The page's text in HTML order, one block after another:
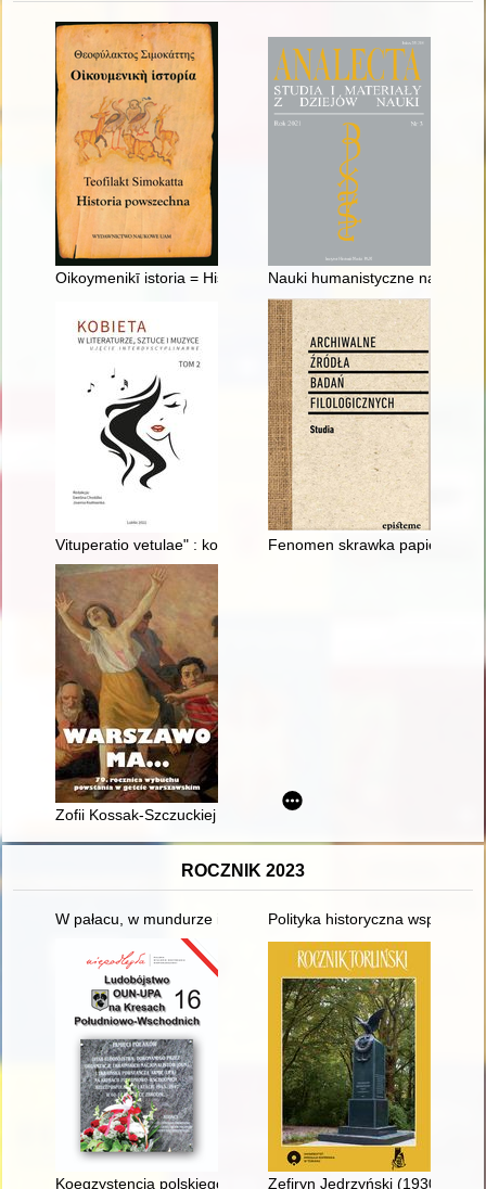
Oikoymenikī istoria = Historia powszechnaNauki humanistyczne na
Vituperatio vetulae" : kobieca starość jako przedmiot refleksji
Fenomen skrawka papieru i
Zofii Kossak-Szczuckiej Konrad Żegota
ROCZNIK 2023
W pałacu, w mundurze i w lesie : 60 lat Technikum Leśnego
Polityka historyczna
Koegzystencja polskiego podziemia z tzw. "ludowym"
Zefiryn Jędrzyński (1930-